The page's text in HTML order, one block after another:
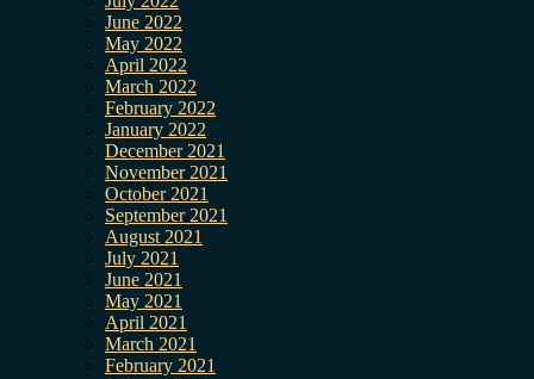
June 2022
May 2022
April 2022
March 2022
February 2022
January 2022
December 2021
November 2021
October 2021
September 2021
August 2021
July 2021
June 2021
May 2021
April 2021
March 2021
February 2021